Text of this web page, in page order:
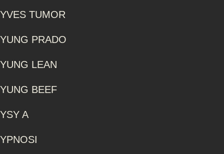
YVES TUMOR
YUNG PRADO
YUNG LEAN
YUNG BEEF
YSY A
YPNOSI